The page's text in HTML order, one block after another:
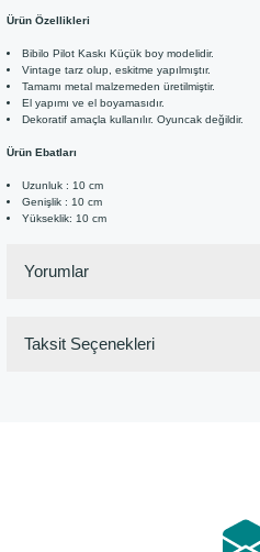
Ürün Özellikleri
Bibilo Pilot Kaskı Küçük boy modelidir.
Vintage tarz olup, eskitme yapılmıştır.
Tamamı metal malzemeden üretilmiştir.
El yapımı ve el boyamasıdır.
Dekoratif amaçla kullanılır. Oyuncak değildir.
Ürün Ebatları
Uzunluk : 10 cm
Genişlik : 10 cm
Yükseklik: 10 cm
Yorumlar
Taksit Seçenekleri